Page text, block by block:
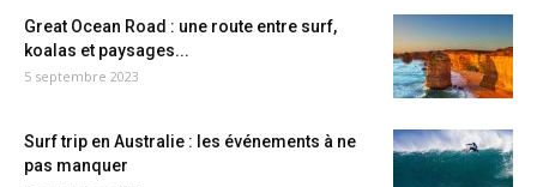
Great Ocean Road : une route entre surf,
koalas et paysages...
5 septembre 2023
Surf trip en Australie : les événements à ne
pas manquer